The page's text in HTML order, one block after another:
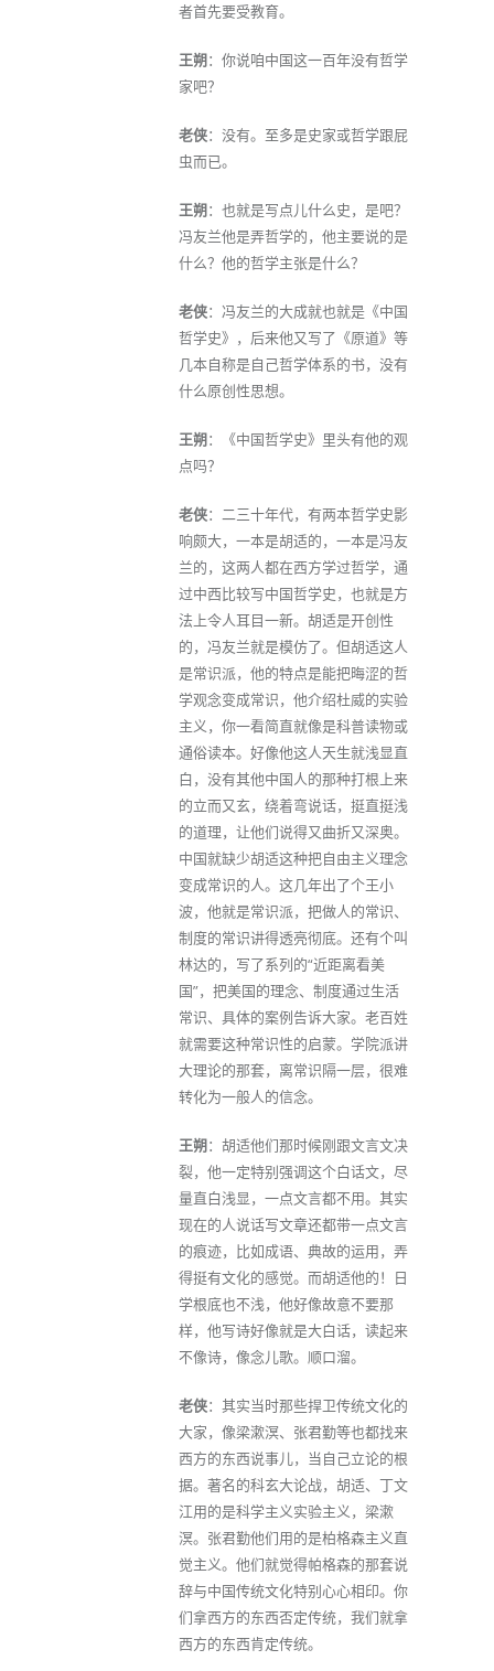
者首先要受教育。
王朔：你说咱中国这一百年没有哲学
家吧？
老侠：没有。至多是史家或哲学跟屁
虫而已。
王朔：也就是写点儿什么史，是吧？
冯友兰他是弄哲学的，他主要说的是
什么？他的哲学主张是什么？
老侠：冯友兰的大成就也就是《中国
哲学史》，后来他又写了《原道》等
几本自称是自己哲学体系的书，没有
什么原创性思想。
王朔：《中国哲学史》里头有他的观
点吗？
老侠：二三十年代，有两本哲学史影
响颇大，一本是胡适的，一本是冯友
兰的，这两人都在西方学过哲学，通
过中西比较写中国哲学史，也就是方
法上令人耳目一新。胡适是开创性
的，冯友兰就是模仿了。但胡适这人
是常识派，他的特点是能把晦涩的哲
学观念变成常识，他介绍杜威的实验
主义，你一看简直就像是科普读物或
通俗读本。好像他这人天生就浅显直
白，没有其他中国人的那种打根上来
的立而又玄，绕着弯说话，挺直挺浅
的道理，让他们说得又曲折又深奥。
中国就缺少胡适这种把自由主义理念
变成常识的人。这几年出了个王小
波，他就是常识派，把做人的常识、
制度的常识讲得透亮彻底。还有个叫
林达的，写了系列的“近距离看美
国”，把美国的理念、制度通过生活
常识、具体的案例告诉大家。老百姓
就需要这种常识性的启蒙。学院派讲
大理论的那套，离常识隔一层，很难
转化为一般人的信念。
王朔：胡适他们那时候刚跟文言文决
裂，他一定特别强调这个白话文，尽
量直白浅显，一点文言都不用。其实
现在的人说话写文章还都带一点文言
的痕迹，比如成语、典故的运用，弄
得挺有文化的感觉。而胡适他的！日
学根底也不浅，他好像故意不要那
样，他写诗好像就是大白话，读起来
不像诗，像念儿歌。顺口溜。
老侠：其实当时那些捍卫传统文化的
大家，像梁漱溟、张君勤等也都找来
西方的东西说事儿，当自己立论的根
据。著名的科玄大论战，胡适、丁文
江用的是科学主义实验主义，梁漱
溟。张君勤他们用的是柏格森主义直
觉主义。他们就觉得帕格森的那套说
辞与中国传统文化特别心心相印。你
们拿西方的东西否定传统，我们就拿
西方的东西肯定传统。